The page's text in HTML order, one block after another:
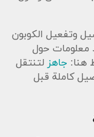
تساعدك
وتفعيل
المتجر مثل
أو التجمعات.
بين
للاستفادة من
والاستفادة من
وتفعيل الكوبون
حول
هنا: جاهز لتنتقل
كاملة قبل